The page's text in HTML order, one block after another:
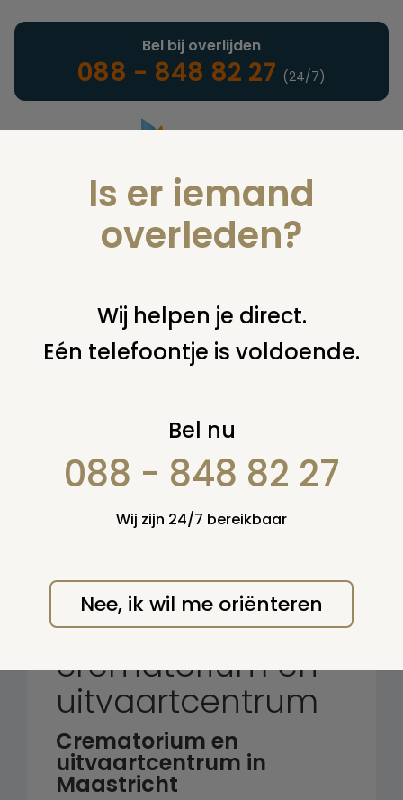
Landelijke uitvaartonderneming
Bel bij overlijden
088 - 848 82 27 (24/7)
Vind een onderneming of
instelling
Zoeken
Terug naar overzicht
La Grande Suisse:
crematorium en
uitvaartcentrum
Crematorium en
uitvaartcentrum in
Maastricht
Is er iemand
overleden?
Wij helpen je direct.
Eén telefoontje is voldoende.
Bel nu
088 - 848 82 27
Wij zijn 24/7 bereikbaar
Nee, ik wil me oriënteren